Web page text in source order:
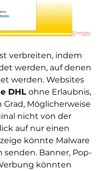
verbreiten, indem
werden, auf denen
werden. Websites
DHLohne Erlaubnis,
Möglicherweise
nicht von der
auf nur einen
könnte Malware
Banner, Pop-
könnten